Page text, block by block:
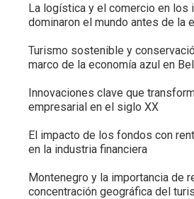
La logística y el comercio en los
dominaron el mundo antes de la
Turismo sostenible y
marco de la economía azul en
Innovaciones clave que
empresarial en el siglo XX
El impacto de los fondos con
en la industria financiera
Montenegro y la importancia de
concentración geográfica del